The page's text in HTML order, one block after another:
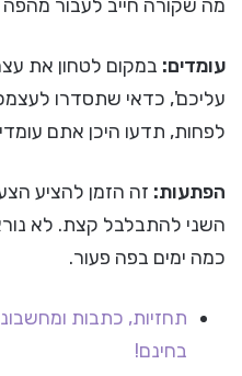
מה שקורה חייב לעבור
עומדים: במקום לטחון את
עליכם', כדאי שתסדרו
לפחות, תדעו היכן אתם
הפתעות: זה הזמן להציע
השני להתבלבל קצת. לא
כמה ימים בפה פעור.
תחזיות, כתבות
בחינם!